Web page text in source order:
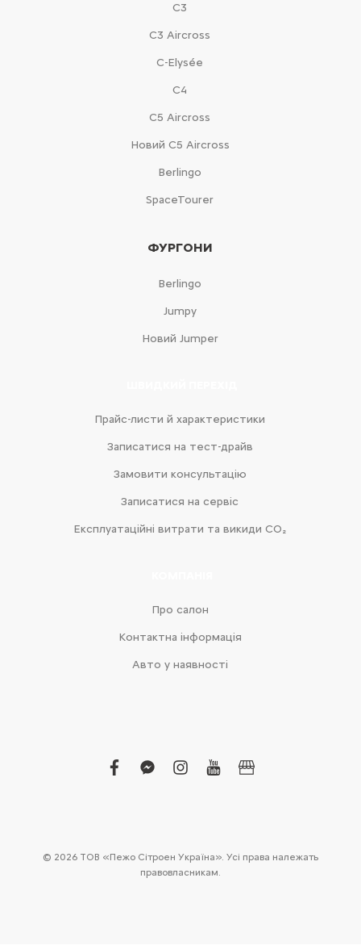
С3
С3 Aircross
C-Elysée
С4
С5 Aircross
Новий С5 Aircross
Berlingo
SpaceTourer
ФУРГОНИ
Berlingo
Jumpy
Новий Jumper
Прайс-листи й характеристики
Записатися на тест-драйв
Замовити консультацію
Записатися на сервіс
Експлуатаційні витрати та викиди CO₂
Про салон
Контактна інформація
Авто у наявності
facebook
facebook-
instagram
youtubebusiness
© 2026 ТОВ «Пежо Сітроен Україна». Усі права належать
правовласникам.